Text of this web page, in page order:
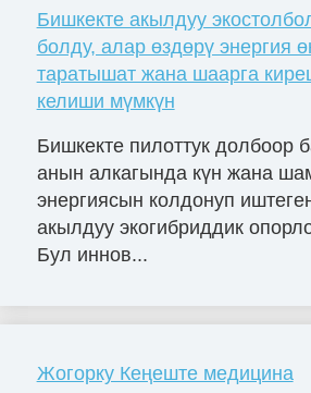
Бишкекте акылдуу
болду, алар өздөрү энергия
таратышат жана шаарга
келиши мүмкүн
Бишкекте пилоттук долбоор
анын алкагында күн жана
энергиясын колдонуп
акылдуу экогибриддик
Бул иннов...
Жогорку Кеңеште медицина